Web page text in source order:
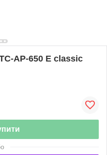
AP-650 E classic